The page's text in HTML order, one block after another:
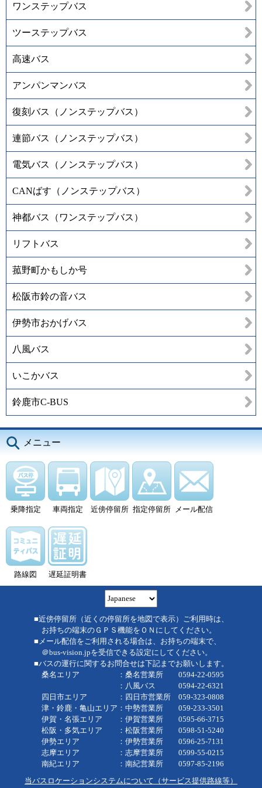
ワンステップバス
ツーステップバス
高速バス
アンパンマンバス
復刻バス（ノンステップバス）
連節バス（ノンステップバス）
電気バス（ノンステップバス）
CANばす（ノンステップバス）
神都バス（ワンステップバス）
リフトバス
菰野町かもしか号
松阪市鈴の音バス
伊勢市おかげバス
八風バス
いこかバス
鈴鹿市C-BUS
メニュー
乗降指定 車両指定 近傍停留所 指定停留所 メール配信
路線図 遅延証明書
■近傍停留所（近くの停留所を地図で表示）ご利用時は、
お持ちの端末のＧＰＳ機能をＯＮにしてください。
■メール配信をご利用される場合は、お持ちの端末で、
＠bus-vision.jpを受信できる設定にしてください。
■バスの運行に関するお問合せは下記までお願いします。
桑名エリア ：桑名営業所 0594-22-0595
：八風バス 0594-22-6321
四日市エリア ：四日市営業所 059-323-0808
津・鈴鹿・亀山エリア：中勢営業所 059-233-3501
伊賀・名張エリア ：伊賀営業所 0595-66-3715
松阪・多気エリア ：松阪営業所 0598-51-5240
伊勢エリア ：伊勢営業所 0596-25-7131
志摩エリア ：志摩営業所 0599-55-0215
南紀エリア ：南紀営業所 0597-85-2196
当バスロケーションシステムについて（サービス提供路線等）